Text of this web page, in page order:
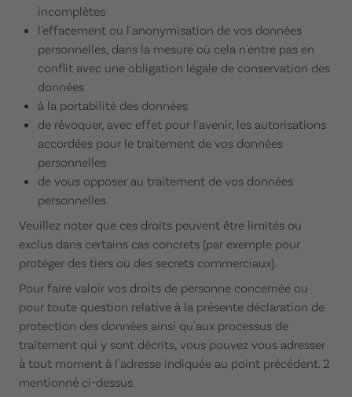
incomplètes
l'effacement ou l'anonymisation de vos données
personnelles, dans la mesure où cela n'entre pas en
conflit avec une obligation légale de conservation des
données
à la portabilité des données
de révoquer, avec effet pour l'avenir, les autorisations
accordées pour le traitement de vos données
personnelles
de vous opposer au traitement de vos données
personnelles.
Veuillez noter que ces droits peuvent être limités ou
exclus dans certains cas concrets (par exemple pour
protéger des tiers ou des secrets commerciaux).
Pour faire valoir vos droits de personne concernée ou
pour toute question relative à la présente déclaration de
protection des données ainsi qu'aux processus de
traitement qui y sont décrits, vous pouvez vous adresser
à tout moment à l'adresse indiquée au point précédent. 2
mentionné ci-dessus.